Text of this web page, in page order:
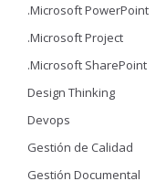
.Microsoft PowerPoint
.Microsoft Project
.Microsoft SharePoint
Design Thinking
Devops
Gestión de Calidad
Gestión Documental